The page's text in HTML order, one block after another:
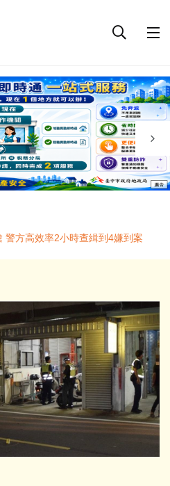
警方高效率2小時查緝到4嫌到案